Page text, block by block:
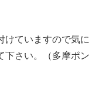
けていますので気に
下さい。（多摩ポン